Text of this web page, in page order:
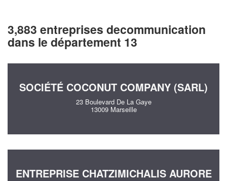
3,883 entreprises decommunication
dans le département 13
SOCIÉTÉ COCONUT COMPANY (SARL)
23 Boulevard De La Gaye
13009 Marseille
ENTREPRISE CHATZIMICHALIS AURORE